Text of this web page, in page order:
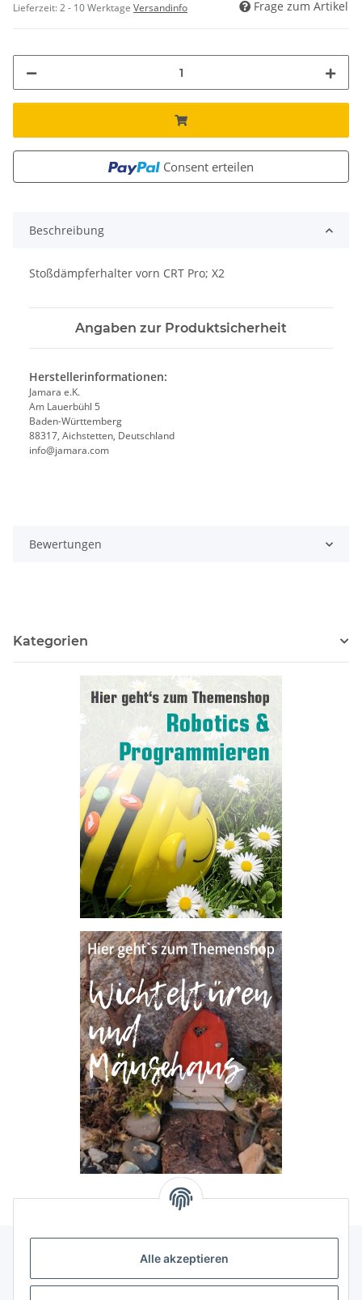
Alle akzeptieren
Lieferzeit:2 - 10 Werktage Versandinfo Frage zum Artikel
Consent erteilen
Beschreibung
Stoßdämpferhalter vorn CRT Pro; X2
Angaben zur Produktsicherheit
Herstellerinformationen:
Jamara e.K.
Am Lauerbühl 5
Baden-Württemberg
88317, Aichstetten, Deutschland
info@jamara.com
Bewertungen
Kategorien
Allgemeine Informationen